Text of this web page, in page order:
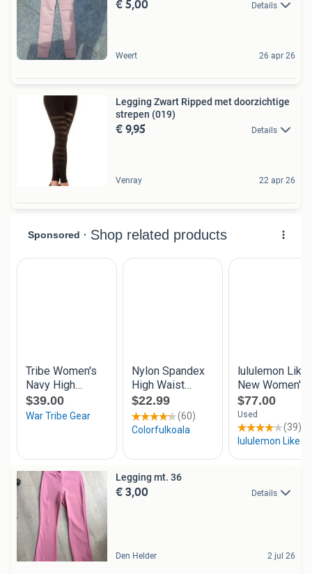
Details
Weert 26 apr 26
Legging Zwart Ripped met doorzichtige
strepen (019)
€ 9,95 Details
Venray 22 apr 26
Legging mt. 36
€ 3,00 Details
Den Helder 2 jul 26